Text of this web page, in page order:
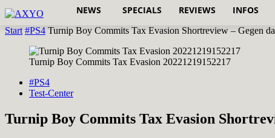
NEWS SPECIALS REVIEWS INFOS
Start #PS4 Turnip Boy Commits Tax Evasion Shortreview – Gegen
Turnip Boy Commits Tax Evasion 20221219152217
#PS4
Test-Center
Turnip Boy Commits Tax Evasion